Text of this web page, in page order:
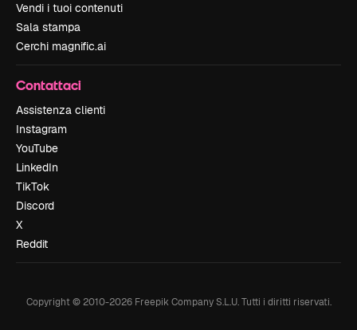
Vendi i tuoi contenuti
Sala stampa
Cerchi magnific.ai
Contattaci
Assistenza clienti
Instagram
YouTube
LinkedIn
TikTok
Discord
X
Reddit
Copyright © 2010-2026Freepik Company S.L.U. Tutti i diritti riservati.